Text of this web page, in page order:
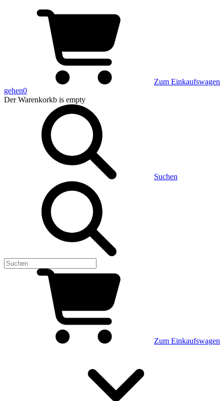
Zum Einkaufswagen
gehen0
Der Warenkorkb is empty
Suchen
Zum Einkaufswagen